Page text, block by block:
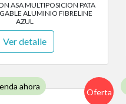
ASA MULTIPOSICION PATA
ALUMINIO FIBRELINE
AZUL
Ver detalle
ahora
Oferta